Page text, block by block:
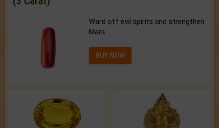
Ward off evil spirits and strengthen
Mars.
BUY NOW